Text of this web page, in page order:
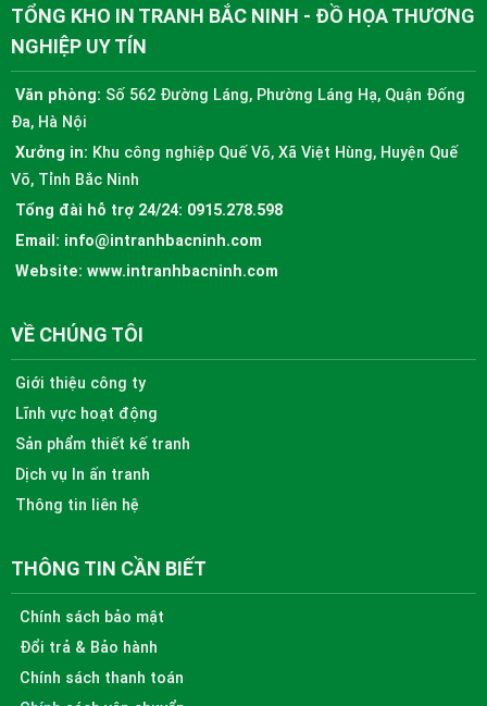
TỔNG KHO IN TRANH BẮC NINH - ĐỒ HỌA THƯƠNG
NGHIỆP UY TÍN
Văn phòng: Số 562 Đường Láng, Phường Láng Hạ, Quận Đống
Đa, Hà Nội
Xưởng in: Khu công nghiệp Quế Võ, Xã Việt Hùng, Huyện Quế
Võ, Tỉnh Bắc Ninh
Tổng đài hỗ trợ 24/24: 0915.278.598
Email: info@intranhbacninh.com
Website: www.intranhbacninh.com
VỀ CHÚNG TÔI
Giới thiệu công ty
Lĩnh vực hoạt động
Sản phẩm thiết kế tranh
Dịch vụ In ấn tranh
Thông tin liên hệ
THÔNG TIN CẦN BIẾT
Chính sách bảo mật
Đổi trả & Bảo hành
Chính sách thanh toán